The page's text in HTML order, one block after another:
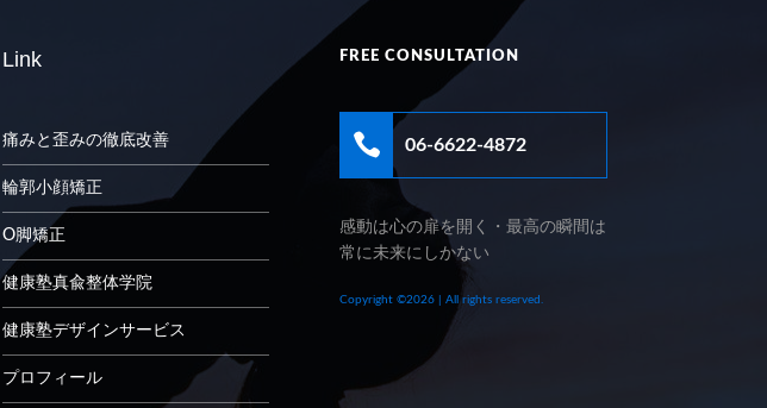
Link
痛みと歪みの徹底改善
輪郭小顔矯正
O脚矯正
健康塾真兪整体学院
健康塾デザインサービス
プロフィール
FREE CONSULTATION
 06-6622-4872
感動は心の扉を開く・最高の瞬間は
常に未来にしかない
Copyright ©2026 | All rights reserved.